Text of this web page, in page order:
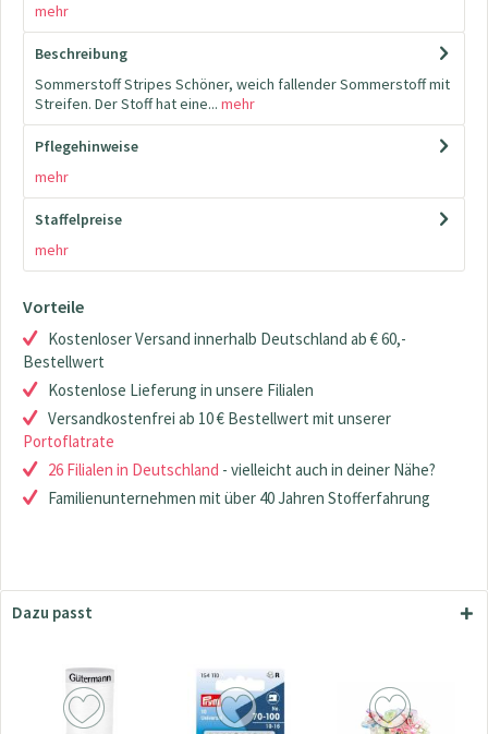
mehr
Beschreibung
Sommerstoff Stripes Schöner, weich fallender Sommerstoff mit
Streifen. Der Stoff hat eine... mehr
Pflegehinweise
mehr
Staffelpreise
mehr
Vorteile
Kostenloser Versand innerhalb Deutschland ab € 60,-
Bestellwert
Kostenlose Lieferung in unsere Filialen
Versandkostenfrei ab 10 € Bestellwert mit unserer
Portoflatrate
26 Filialen in Deutschland - vielleicht auch in deiner Nähe?
Familienunternehmen mit über 40 Jahren Stofferfahrung
Dazu passt